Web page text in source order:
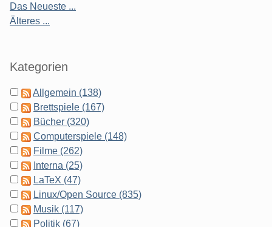
Das Neueste ...
Älteres ...
Kategorien
Allgemein (138)
Brettspiele (167)
Bücher (320)
Computerspiele (148)
Filme (262)
Interna (25)
LaTeX (47)
Linux/Open Source (835)
Musik (117)
Politik (67)